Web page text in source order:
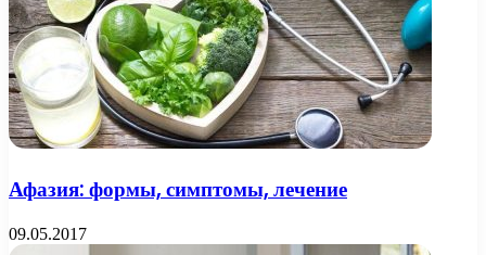
Афазия: формы, симптомы, лечение
09.05.2017